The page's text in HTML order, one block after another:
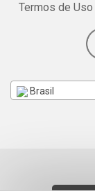
Termos de Uso
Brasil